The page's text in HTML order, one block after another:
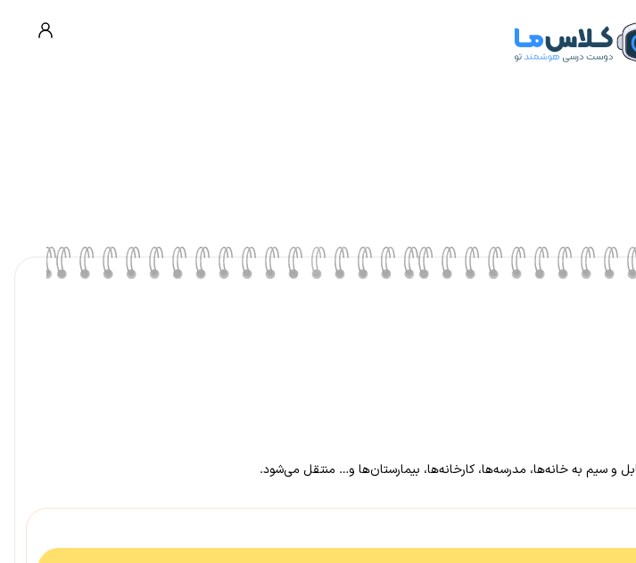
و سیم به خانه‌ها، مدرسه‌ها، کارخانه‌ها، بیمارستان‌ها و… منتقل می‌شود.